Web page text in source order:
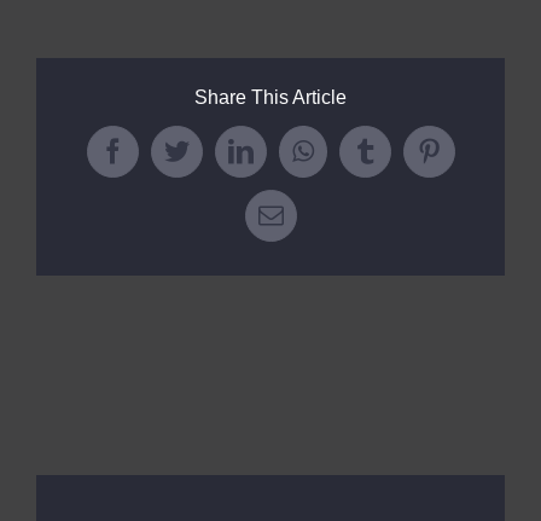
Share This Article
FacebookTwitterLinkedInWhatsApp
TumblrPinterest
Email